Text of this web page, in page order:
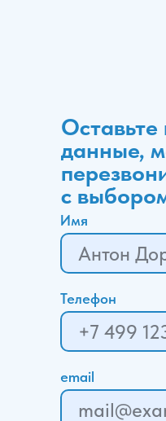
данные,
с
Имя
Телефон
email